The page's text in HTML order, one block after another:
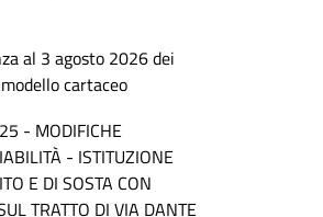
al 3 agosto 2026 dei
cartaceo
- MODIFICHE
- ISTITUZIONE
E DI SOSTA CON
TRATTO DI VIA DANTE